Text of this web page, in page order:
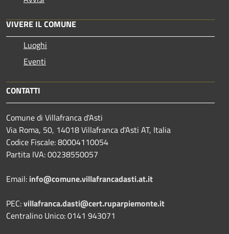
VIVERE IL COMUNE
Luoghi
Eventi
CONTATTI
Comune di Villafranca d'Asti
Via Roma, 50, 14018 Villafranca d'Asti AT, Italia
Codice Fiscale: 80004110054
Partita IVA: 00238550057
Email: info@comune.villafrancadasti.at.it
PEC:villafranca.dasti@cert.ruparpiemonte.it
Centralino Unico: 0141 943071